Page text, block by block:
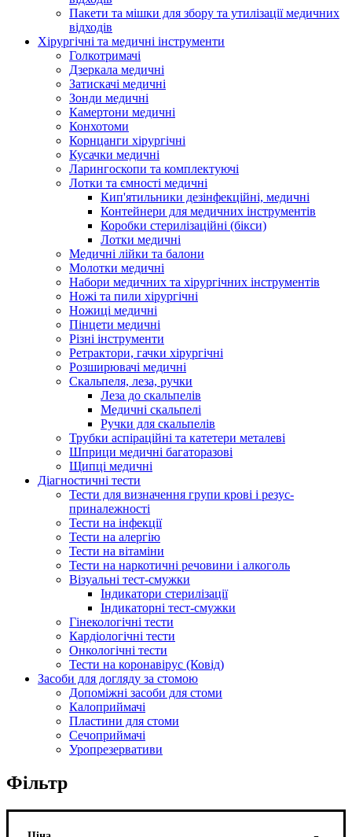
Пакети та мішки для збору та утилізації медичних
відходів
Хірургічні та медичні інструменти
Голкотримачі
Дзеркала медичні
Затискачі медичні
Зонди медичні
Камертони медичні
Конхотоми
Корнцанги хірургічні
Кусачки медичні
Ларингоскопи та комплектуючі
Лотки та ємності медичні
Кип'ятильники дезінфекційні, медичні
Контейнери для медичних інструментів
Коробки стерилізаційні (бікси)
Лотки медичні
Медичні лійки та балони
Молотки медичні
Набори медичних та хірургічних інструментів
Ножі та пили хірургічні
Ножиці медичні
Пінцети медичні
Різні інструменти
Ретрактори, гачки хірургічні
Розширювачі медичні
Скальпеля, леза, ручки
Леза до скальпелів
Медичні скальпелі
Ручки для скальпелів
Трубки аспіраційні та катетери металеві
Шприци медичні багаторазові
Щипці медичні
Діагностичні тести
Тести для визначення групи крові і резус-
приналежності
Тести на інфекції
Тести на алергію
Тести на вітаміни
Тести на наркотичні речовини і алкоголь
Візуальні тест-смужки
Індикатори стерилізації
Індикаторні тест-смужки
Гінекологічні тести
Кардіологічні тести
Онкологічні тести
Тести на коронавірус (Ковід)
Засоби для догляду за стомою
Допоміжні засоби для стоми
Калоприймачі
Пластини для стоми
Сечоприймачі
Уропрезервативи
Фільтр